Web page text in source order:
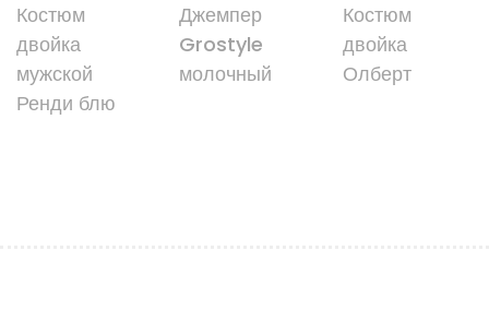
Костюм
двойка
мужской
Ренди блю
Джемпер
Grostyle
молочный
Костюм
двойка
Олберт